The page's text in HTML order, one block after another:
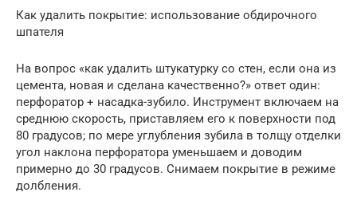
Как удалить покрытие: использование обдирочного
шпателя
На вопрос «как удалить штукатурку со стен, если она из
цемента, новая и сделана качественно?» ответ один:
перфоратор + насадка-зубило. Инструмент включаем на
среднюю скорость, приставляем его к поверхности под
80 градусов; по мере углубления зубила в толщу отделки
угол наклона перфоратора уменьшаем и доводим
примерно до 30 градусов. Снимаем покрытие в режиме
долбления.